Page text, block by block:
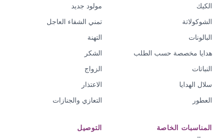
الكيك
الشوكولاتة
البالونات
هدايا مخصصة حسب الطلب
النباتات
سلال الهدايا
العطور
مولود جديد
تمني الشفاء العاجل
التهنة
الشكر
الزواج
الاعتذار
التعازي والجنازات
المناسبات الخاصة
التوصيل